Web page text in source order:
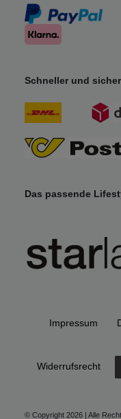
Schneller und
Das passende
Impressum
Widerrufs­recht
© Copyright 2026 | Alle